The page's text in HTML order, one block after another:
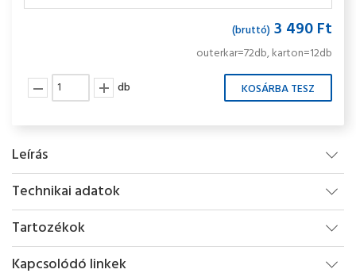
(bruttó) 3 490 Ft
outerkar=72db, karton=12db
db
Leírás
Technikai adatok
Tartozékok
Kapcsolódó linkek